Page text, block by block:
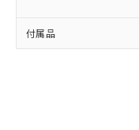
付属品
マイパ
ビス）
メンバ
部品在庫の
月が前後す
「10」：通
質が外部に
及ぼさない
販売先
法に輸
り引き
受
情